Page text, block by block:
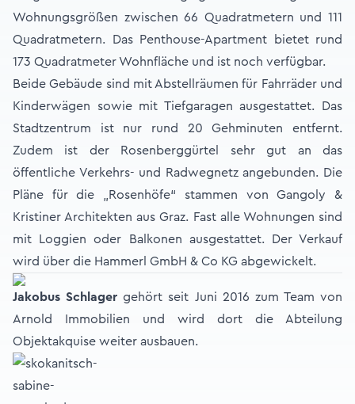
Wohnungsgrößen zwischen 66 Quadratmetern und 111
Quadratmetern. Das Penthouse-Apartment bietet rund
173 Quadratmeter Wohnfläche und ist noch verfügbar.
Beide Gebäude sind mit Abstellräumen für Fahrräder und
Kinderwägen sowie mit Tiefgaragen ausgestattet. Das
Stadtzentrum ist nur rund 20 Gehminuten entfernt.
Zudem ist der Rosenberggürtel sehr gut an das
öffentliche Verkehrs- und Radwegnetz angebunden. Die
Pläne für die „Rosenhöfe“ stammen von Gangoly &
Kristiner Architekten aus Graz. Fast alle Wohnungen sind
mit Loggien oder Balkonen ausgestattet. Der Verkauf
wird über die Hammerl GmbH & Co KG abgewickelt.
Jakobus Schlager gehört seit Juni 2016 zum Team von
Arnold Immobilien und wird dort die Abteilung
Objektakquise weiter ausbauen.